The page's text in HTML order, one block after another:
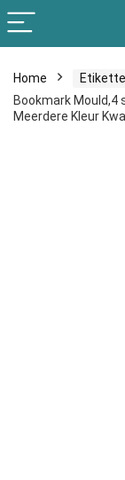
Home
Bookmark Mould,4
Meerdere Kleur